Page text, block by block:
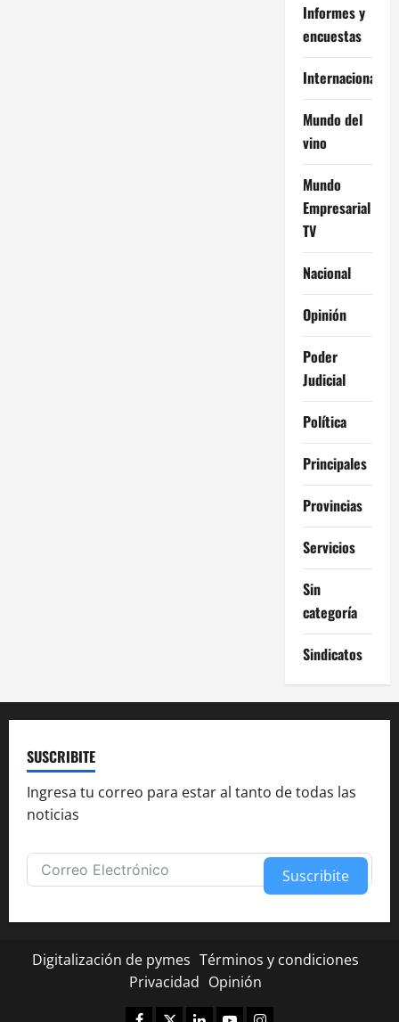
Informes y
encuestas
Internacional
Mundo del
vino
Mundo
Empresarial
TV
Nacional
Opinión
Poder
Judicial
Política
Principales
Provincias
Servicios
Sin
categoría
Sindicatos
SUSCRIBITE
Ingresa tu correo para estar al tanto de todas las
noticias
Suscribite
Digitalización de pymes Términos y condiciones
Privacidad Opinión
Facebook
TwitterLinkedinYoutubeInstagram